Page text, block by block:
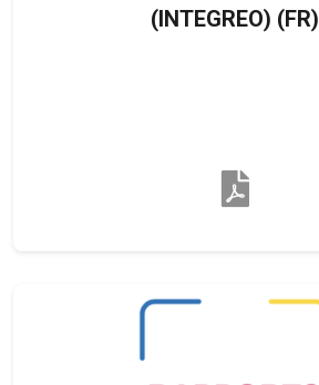
(INTEGREO) (FR)